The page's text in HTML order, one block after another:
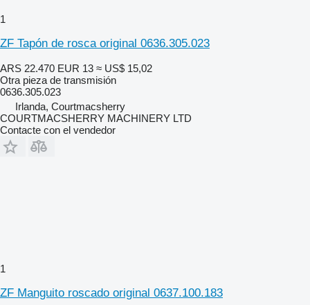
1
ZF Tapón de rosca original 0636.305.023
ARS 22.470 EUR 13 ≈ US$ 15,02
Otra pieza de transmisión
0636.305.023
Irlanda, Courtmacsherry
COURTMACSHERRY MACHINERY LTD
Contacte con el vendedor
1
ZF Manguito roscado original 0637.100.183